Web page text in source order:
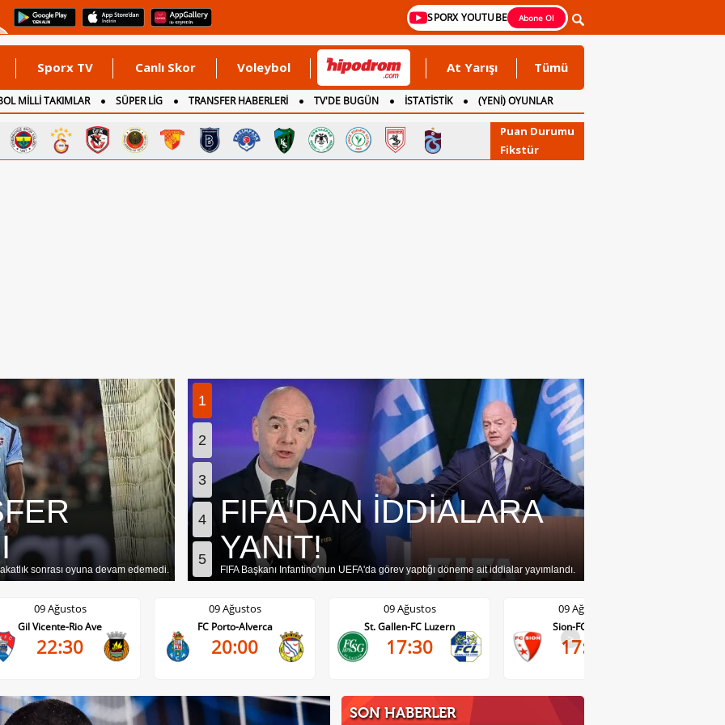
SPORX YOUTUBE Abone Ol
Sporx TV Canlı Skor Voleybol At Yarışı Tümü
MİLLİ TAKIMLAR SÜPER LİG TRANSFER HABERLERİ TV'DE BUGÜN İSTATİSTİK
(YENİ) OYUNLAR
Puan Durumu
Fikstür
sonrası oyuna devam edemedi.
1
2
3
4
5
FIFA'DAN İDDİALARA
YANIT!
FIFA Başkanı Infantino'nun UEFA'da görev yaptığı döneme ait iddialar yayımlandı.
09 Ağustos
Gil Vicente-Rio Ave
22:30
09 Ağustos
FC Porto-Alverca
20:00
09 Ağustos
St. Gallen-FC Luzern
17:30
09 Ağustos
Sion-FC Vaduz
17:30
>
SON HABERLER